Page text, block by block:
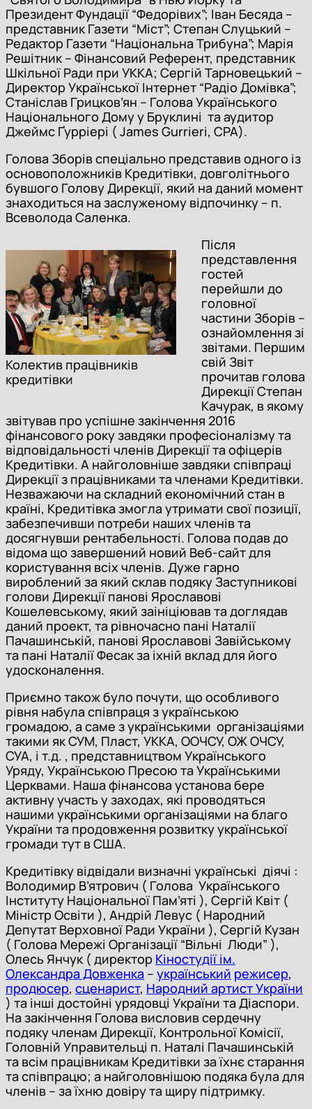
Президент Фундації “Федорівих”; Іван Бесяда –
представник Газети “Міст”; Степан Слуцький –
Редактор Газети “Національна Трибуна”; Марія
Решітник – Фінансовий Референт, представник
Шкільної Ради при УККА; Сергій Тарновецький –
Директор Української Інтернет “Радіо Домівка”;
Станіслав Грицков’ян – Голова Українського
Національного Дому у Бруклині та аудитор
Джеймс Ґурріері ( James Gurrieri, CPA).
Голова Зборів спеціально представив одного із
основоположників Кредитівки, довголітнього
бувшого Голову Дирекції, який на даний момент
знаходиться на заслуженому відпочинку – п.
Всеволода Саленка.
Колектив працівників
кредитівки
Після
представлення
гостей
перейшли до
головної
частини Зборів –
ознайомлення зі
звітами. Першим
свій Звіт
прочитав голова
Дирекції Степан
Качурак, в якому
звітував про успішне закінчення 2016
фінансового року завдяки професіоналізму та
відповідальності членів Дирекції та офіцерів
Кредитівки. А найголовніше завдяки співпраці
Дирекції з працівниками та членами Кредитівки.
Незважаючи на складний економічний стан в
країні, Кредитівка змогла утримати свої позиції,
забезпечивши потреби наших членів та
досягнувши рентабельності. Голова подав до
відома що завершений новий Веб-сайт для
користування всіх членів. Дуже гарно
вироблений за який склав подяку Заступникові
голови Дирекції панові Ярославові
Кошелевському, який заініціював та доглядав
даний проект, та рівночасно пані Наталії
Пачашинській, панові Ярославові Завійському
та пані Наталії Фесак за іхній вклад для його
удосконалення.
Приємно також було почути, що особливого
рівня набула співпраця з українською
громадою, а саме з українськими організаціями
такими як СУМ, Пласт, УККА, ООЧСУ, ОЖ ОЧСУ,
СУА, і т.д. , представництвом Українського
Уряду, Українською Пресою та Українськими
Церквами. Наша фінансова установа бере
активну участь у заходах, які проводяться
нашими українськими організаціями на благо
України та продовження розвитку української
громади тут в США.
Кредитівку відвідали визначні українські діячі :
Володимир В’ятрович ( Голова Українського
Інституту Національної Пам’яті ), Сергій Квіт (
Міністр Освіти ), Андрій Левус ( Народний
Депутат Верховної Ради України ), Сергій Кузан
( Голова Мережі Організації “Вільні Люди” ),
Олесь Янчук ( директор Кіностудії ім.
Олександра Довженка – український режисер,
продюсер, сценарист, Народний артист України
) та інші достойні урядовці України та Діаспори.
На закінчення Голова висловив сердечну
подяку членам Дирекції, Контрольної Комісії,
Головній Управительці п. Наталі Пачашинській
та всім працівникам Кредитівки за їхнє старання
та співпрацю; а найголовнішою подяка була для
членів – за їхню довіру та щиру підтримку.